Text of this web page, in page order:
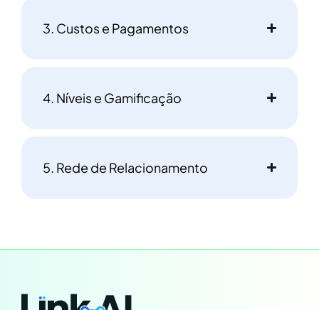
3. Custos e Pagamentos
4. Níveis e Gamificação
5. Rede de Relacionamento